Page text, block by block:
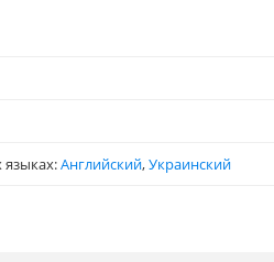
языках:Английский,Украинский